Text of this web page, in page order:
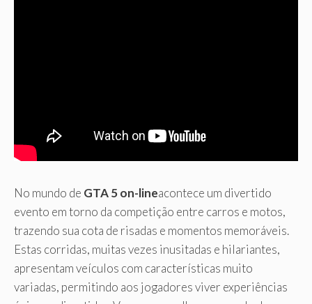
No mundo de GTA 5 on-lineacontece um divertido
evento em torno da competição entre carros e motos,
trazendo sua cota de risadas e momentos memoráveis.
Estas corridas, muitas vezes inusitadas e hilariantes,
apresentam veículos com características muito
variadas, permitindo aos jogadores viver experiências